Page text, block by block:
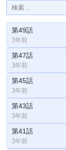
第49話
3年前
第47話
3年前
第45話
3年前
第43話
3年前
第41話
3年前